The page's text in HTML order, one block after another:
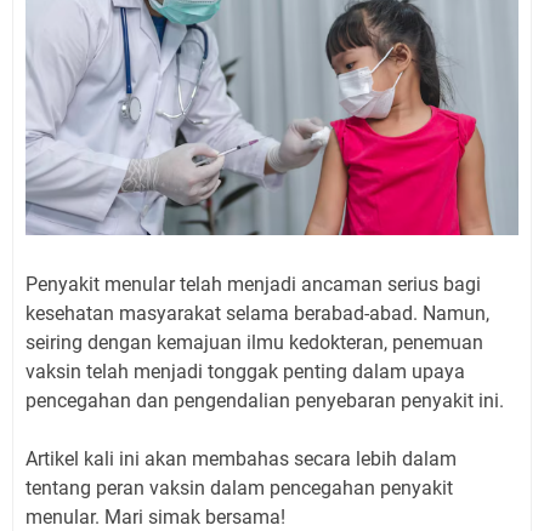
Penyakit menular telah menjadi ancaman serius bagi
kesehatan masyarakat selama berabad-abad. Namun,
seiring dengan kemajuan ilmu kedokteran, penemuan
vaksin telah menjadi tonggak penting dalam upaya
pencegahan dan pengendalian penyebaran penyakit ini.
Artikel kali ini akan membahas secara lebih dalam
tentang peran vaksin dalam pencegahan penyakit
menular. Mari simak bersama!